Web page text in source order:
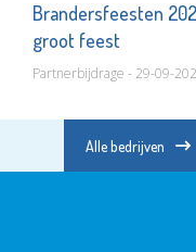
Brandersfeesten
groot feest
Partnerbijdrage - 29-09-
Alle bedrijven